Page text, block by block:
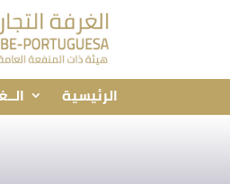
الرئيسية